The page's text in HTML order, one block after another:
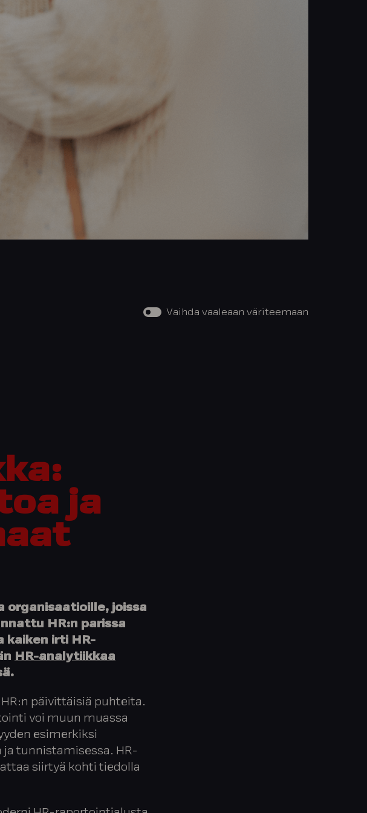
Vaihda vaaleaan väriteemaan
ja
organisaatioille, joissa
HR:n parissa
kaiken irti HR-
HR-analytiikkaa
päivittäisiä puhteita.
voi muun muassa
esimerkiksi
tunnistamisessa. HR-
siirtyä kohti tiedolla